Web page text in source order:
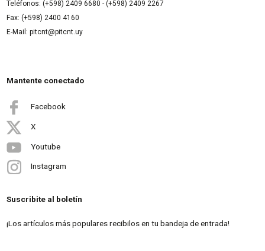
Teléfonos: (+598) 2409 6680 - (+598) 2409 2267
Fax: (+598) 2400 4160
E-Mail: pitcnt@pitcnt.uy
Mantente conectado
Facebook
X
Youtube
Instagram
Suscribite al boletín
¡Los artículos más populares recibilos en tu bandeja de entrada!